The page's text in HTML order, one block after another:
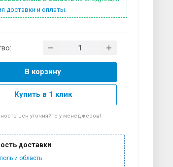
доставки и оплаты.
В корзину
Купить в 1 клик
цен уточняйте у менеджеров!
доставки
и область